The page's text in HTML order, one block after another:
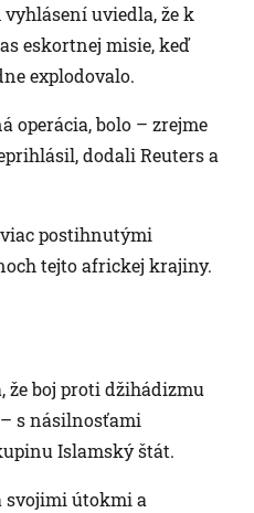
uviedla, že k
eskortnej misie, keď
explodovalo.
operácia, bolo – zrejme
dodali Reuters a
postihnutými
tejto africkej krajiny.
že boj proti džihádizmu
s násilnosťami
Islamský štát.
svojimi útokmi a